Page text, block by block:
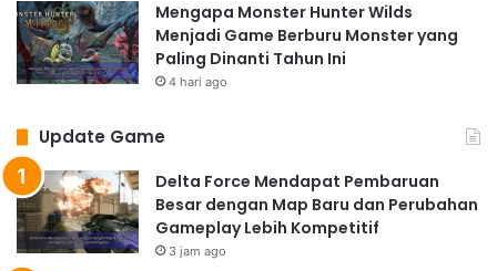
Mengapa Monster Hunter Wilds
Menjadi Game Berburu Monster yang
Paling Dinanti Tahun Ini
4 hari ago
Update Game
Delta Force Mendapat Pembaruan
Besar dengan Map Baru dan Perubahan
Gameplay Lebih Kompetitif
3 jam ago